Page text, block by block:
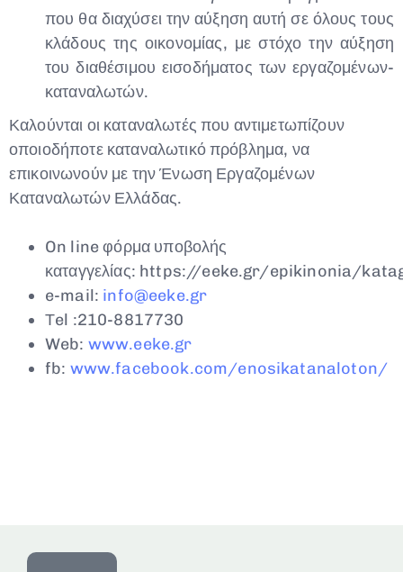
που θα διαχύσει την αύξηση αυτή σε όλους τους
κλάδους της οικονομίας, με στόχο την αύξηση
του διαθέσιμου εισοδήματος των εργαζομένων-
καταναλωτών.
Καλούνται οι καταναλωτές που αντιμετωπίζουν
οποιοδήποτε καταναλωτικό πρόβλημα, να
επικοινωνούν με την Ένωση Εργαζομένων
Καταναλωτών Ελλάδας.
On line φόρμα υποβολής
καταγγελίας: https://eeke.gr/epikinonia/
e-mail: info@eeke.gr
Τel :210-8817730
Web: www.eeke.gr
fb: www.facebook.com/enosikatanaloton/